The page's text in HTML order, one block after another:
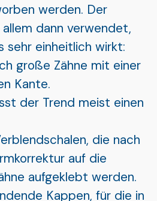
werden. Der
dann verwendet,
sehr einheitlich wirkt:
große Zähne mit einer
Kante.
der Trend meist einen
die nach
auf die
aufgeklebt werden.
Kappen, für die in